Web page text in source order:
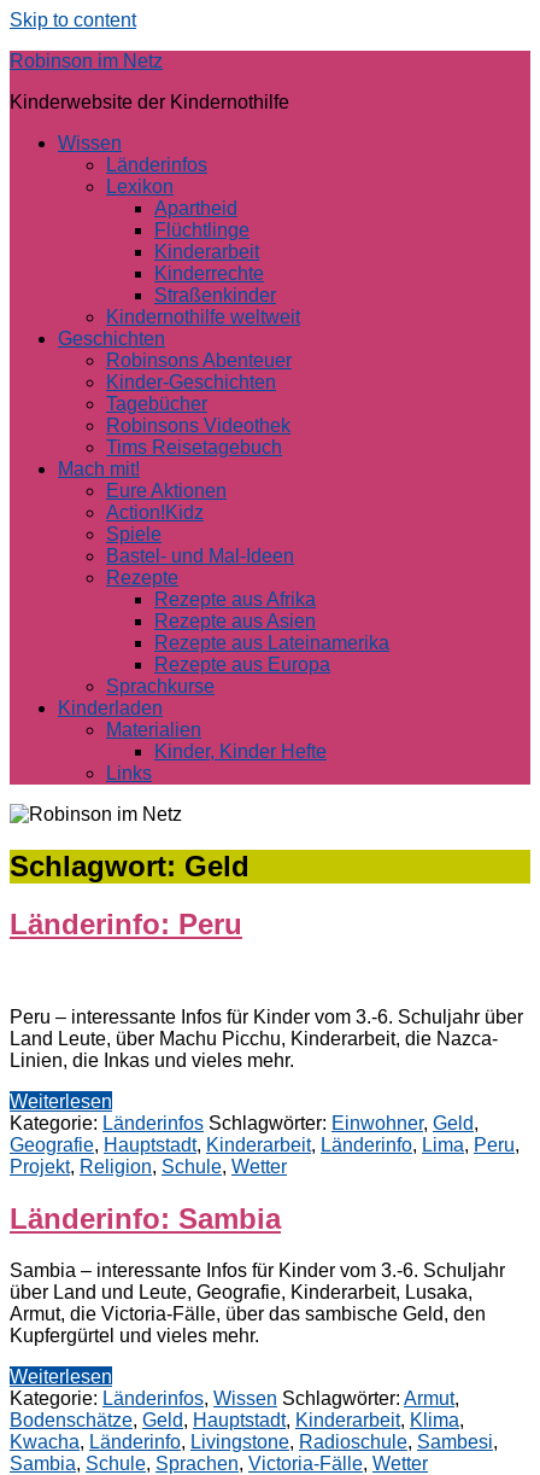
Skip to content
Robinson im Netz
Kinderwebsite der Kindernothilfe
Wissen
Länderinfos
Lexikon
Apartheid
Flüchtlinge
Kinderarbeit
Kinderrechte
Straßenkinder
Kindernothilfe weltweit
Geschichten
Robinsons Abenteuer
Kinder-Geschichten
Tagebücher
Robinsons Videothek
Tims Reisetagebuch
Mach mit!
Eure Aktionen
Action!Kidz
Spiele
Bastel- und Mal-Ideen
Rezepte
Rezepte aus Afrika
Rezepte aus Asien
Rezepte aus Lateinamerika
Rezepte aus Europa
Sprachkurse
Kinderladen
Materialien
Kinder, Kinder Hefte
Links
Schlagwort: Geld
Länderinfo: Peru
Peru – interessante Infos für Kinder vom 3.-6. Schuljahr über
Land Leute, über Machu Picchu, Kinderarbeit, die Nazca-
Linien, die Inkas und vieles mehr.
Weiterlesen
Kategorie: Länderinfos Schlagwörter: Einwohner, Geld,
Geografie, Hauptstadt, Kinderarbeit, Länderinfo, Lima, Peru,
Projekt, Religion, Schule, Wetter
Länderinfo: Sambia
Sambia – interessante Infos für Kinder vom 3.-6. Schuljahr
über Land und Leute, Geografie, Kinderarbeit, Lusaka,
Armut, die Victoria-Fälle, über das sambische Geld, den
Kupfergürtel und vieles mehr.
Weiterlesen
Kategorie: Länderinfos, Wissen Schlagwörter: Armut,
Bodenschätze, Geld, Hauptstadt, Kinderarbeit, Klima,
Kwacha, Länderinfo, Livingstone, Radioschule, Sambesi,
Sambia, Schule, Sprachen, Victoria-Fälle, Wetter